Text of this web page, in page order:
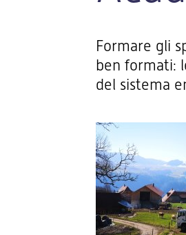
Formare gli
ben formati:
del sistema